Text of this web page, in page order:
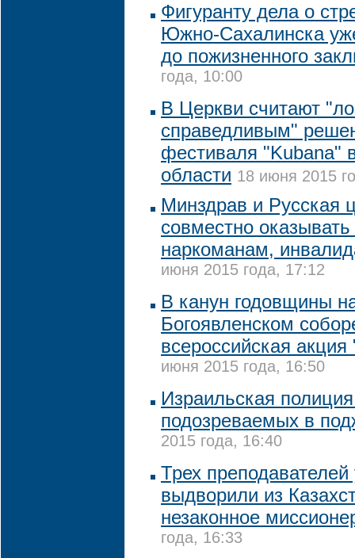
Фигуранту дела о
Южно-Сахалинска
до пожизненного
года, 10:00
В Церкви считают
справедливым"
фестиваля "Kubana"
области 18 июня 2015
Минздрав и Русская
совместно
наркоманам,
июня 2015 года, 17:12
В канун годовщины
Богоявленском
всероссийская
июня 2015 года, 16:50
Израильская
подозреваемых в
2015 года, 16:40
Трех преподавателей
выдворили из
незаконное
года, 16:33